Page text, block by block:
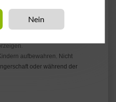
aufbewahren. Nicht
oder während der
Nein